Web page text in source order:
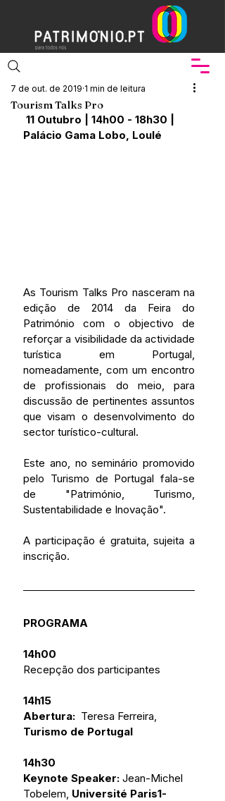
Tourism Talks Pro
7 de out. de 2019 1 min de leitura
11 Outubro | 14h00 - 18h30 |
Palácio Gama Lobo, Loulé
As Tourism Talks Pro nasceram na
edição de 2014 da Feira do
Património com o objectivo de
reforçar a visibilidade da actividade
turística em Portugal,
nomeadamente, com um encontro
de profissionais do meio, para
discussão de pertinentes assuntos
que visam o desenvolvimento do
sector turístico-cultural.
Este ano, no seminário promovido
pelo Turismo de Portugal fala-se
de "Património, Turismo,
Sustentabilidade e Inovação".
A participação é gratuita, sujeita a
inscrição.
PROGRAMA
14h00
Recepção dos participantes
14h15
Abertura: Teresa Ferreira,
Turismo de Portugal
14h30
Keynote Speaker: Jean-Michel
Tobelem, Université Paris1-